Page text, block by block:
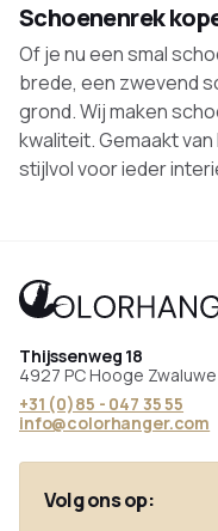
Schoenenrek
Of je nu een smal
brede, een zwevend
grond. Wij maken
kwaliteit. Gemaakt
stijlvol voor ieder
Thijssenweg 18
4927 PC Hooge Zwaluwe
+31 (0)85 - 047 35 55
info@colorhanger.com
Volg ons op: